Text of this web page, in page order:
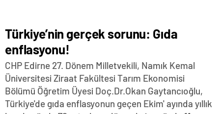
Türkiye’nin gerçek sorunu: Gıda
enflasyonu!
CHP Edirne 27. Dönem Milletvekili, Namık Kemal
Üniversitesi Ziraat Fakültesi Tarım Ekonomisi
Bölümü Öğretim Üyesi Doç.Dr.Okan Gaytancıoğlu,
Türkiye'de gıda enflasyonun geçen Ekim' ayında yıllık